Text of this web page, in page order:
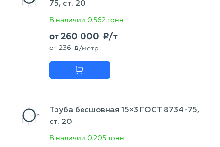
75, ст. 20
В наличии 0.562 тонн
от260 000 p/т
от 236 p /метр
Труба бесшовная 15×3 ГОСТ 8734-75,
ст. 20
В наличии 0.205 тонн